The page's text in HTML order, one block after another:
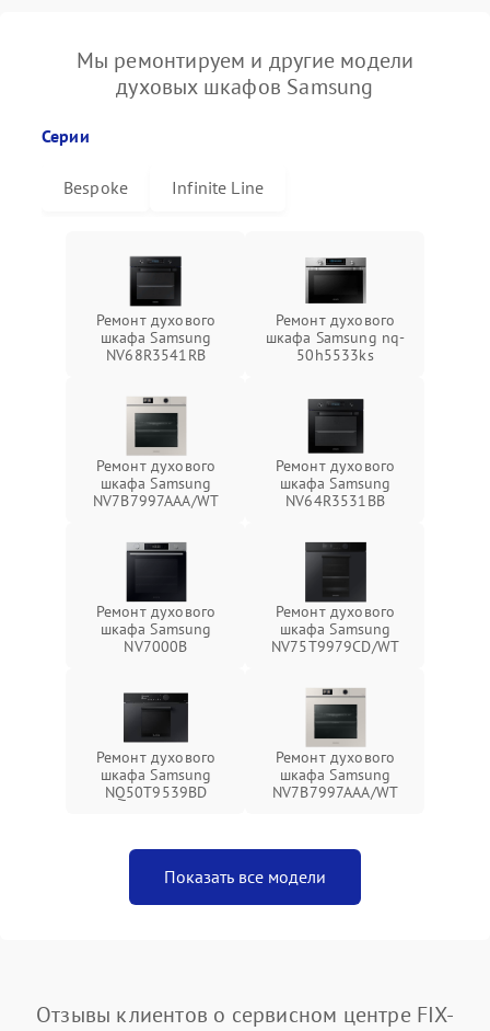
Мы ремонтируем и другие модели
духовых шкафов Samsung
Серии
Bespoke Infinite Line
Ремонт духового
шкафа Samsung
NV68R3541RB
Ремонт духового
шкафа Samsung nq-
50h5533ks
Ремонт духового
шкафа Samsung
NV7B7997AAA/WT
Ремонт духового
шкафа Samsung
NV64R3531BB
Ремонт духового
шкафа Samsung
NV7000B
Ремонт духового
шкафа Samsung
NV75T9979CD/WT
Ремонт духового
шкафа Samsung
NQ50T9539BD
Ремонт духового
шкафа Samsung
NV7B7997AAA/WT
Показать все модели
Отзывы клиентов о сервисном центре FIX-